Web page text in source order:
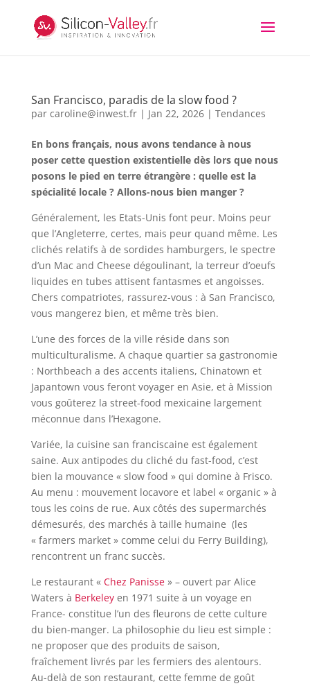
San Francisco, paradis de la slow food ?
par caroline@inwest.fr| Jan 22, 2026| Tendances
En bons français, nous avons tendance à nous
poser cette question existentielle dès lors que nous
posons le pied en terre étrangère : quelle est la
spécialité locale ? Allons-nous bien manger ?
Généralement, les Etats-Unis font peur. Moins peur
que l’Angleterre, certes, mais peur quand même. Les
clichés relatifs à de sordides hamburgers, le spectre
d’un Mac and Cheese dégoulinant, la terreur d’oeufs
liquides en tubes attisent fantasmes et angoisses.
Chers compatriotes, rassurez-vous : à San Francisco,
vous mangerez bien, et même très bien.
L’une des forces de la ville réside dans son
multiculturalisme. A chaque quartier sa gastronomie
: Northbeach a des accents italiens, Chinatown et
Japantown vous feront voyager en Asie, et à Mission
vous goûterez la street-food mexicaine largement
méconnue dans l’Hexagone.
Variée, la cuisine san franciscaine est également
saine. Aux antipodes du cliché du fast-food, c’est
bien la mouvance « slow food » qui domine à Frisco.
Au menu : mouvement locavore et label « organic » à
tous les coins de rue. Aux côtés des supermarchés
démesurés, des marchés à taille humaine (les
« farmers market » comme celui du Ferry Building),
rencontrent un franc succès.
Le restaurant « Chez Panisse» – ouvert par Alice
Waters à Berkeleyen 1971 suite à un voyage en
France- constitue l’un des fleurons de cette culture
du bien-manger. La philosophie du lieu est simple :
ne proposer que des produits de saison,
fraîchement livrés par les fermiers des alentours.
Au-delà de son restaurant, cette femme de goût